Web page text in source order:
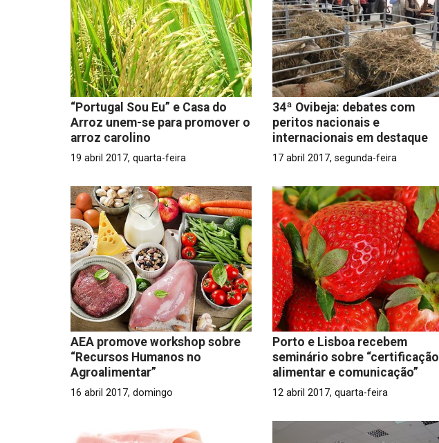
“Portugal Sou Eu” e Casa do
Arroz unem-se para promover o
arroz carolino
19 abril 2017, quarta-feira
34ª Ovibeja: debates com
peritos nacionais e
internacionais em destaque
17 abril 2017, segunda-feira
AEA promove workshop sobre
“Recursos Humanos no
Agroalimentar”
16 abril 2017, domingo
Porto e Lisboa recebem
seminário sobre “certificação
alimentar e comunicação”
12 abril 2017, quarta-feira